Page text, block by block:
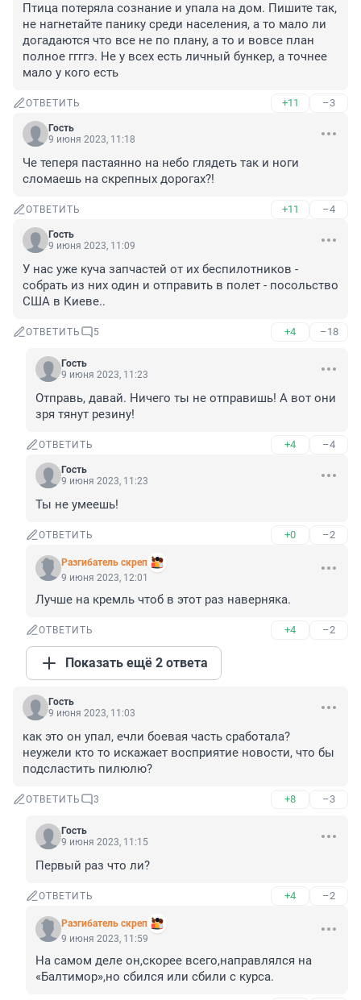
Птица потеряла сознание и упала на дом. Пишите так,
не нагнетайте панику среди населения, а то мало ли
догадаются что все не по плану, а то и вовсе план
полное ггггэ. Не у всех есть личный бункер, а точнее
мало у кого есть
ОТВЕТИТЬ +11 –3
Гость
9 июня 2023, 11:18
Че теперя пастаянно на небо глядеть так и ноги
сломаешь на скрепных дорогах?!
ОТВЕТИТЬ +11 –4
Гость
9 июня 2023, 11:09
У нас уже куча запчастей от их беспилотников -
собрать из них один и отправить в полет - посольство
США в Киеве..
ОТВЕТИТЬ 5 +4 –18
Гость
9 июня 2023, 11:23
Отправь, давай. Ничего ты не отправишь! А вот они
зря тянут резину!
ОТВЕТИТЬ +4 –4
Гость
9 июня 2023, 11:23
Ты не умеешь!
ОТВЕТИТЬ +0 –2
Разгибатель скреп
9 июня 2023, 12:01
Лучше на кремль чтоб в этот раз наверняка.
ОТВЕТИТЬ +4 –2
Показать ещё 2 ответа
Гость
9 июня 2023, 11:03
как это он упал, ечли боевая часть сработала?
неужели кто то искажает восприятие новости, что бы
подсластить пилюлю?
ОТВЕТИТЬ 3 +8 –3
Гость
9 июня 2023, 11:15
Первый раз что ли?
ОТВЕТИТЬ +4 –2
Разгибатель скреп
9 июня 2023, 11:59
На самом деле он,скорее всего,направлялся на
«Балтимор»,но сбился или сбили с курса.